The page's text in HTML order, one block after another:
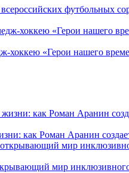
футбольных
хоккею «Герои нашего
как Роман Аранин
мир